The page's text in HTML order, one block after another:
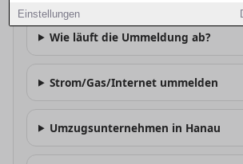
Einstellungen
Wie läuft die Ummeldung ab?
Strom/Gas/Internet ummelden
Umzugsunternehmen in Hanau